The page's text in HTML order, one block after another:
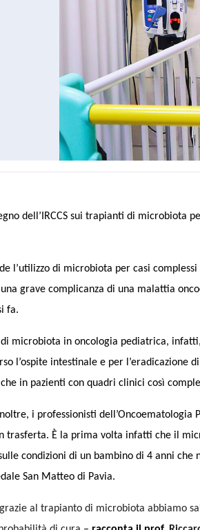
dieci vite salvate nel 2024.
dell’IRCCS sui trapianti di microbiota
l’utilizzo di microbiota per casi
una grave complicanza di una malattia
fa.
di microbiota in oncologia pediatrica,
l’ospite intestinale e per
in pazienti con quadri clinici così
i professionisti
trasferta. È la prima volta infatti che il
condizioni di un bambino di 4 anni che
San Matteo di Pavia.
al trapianto di microbiota abbiamo